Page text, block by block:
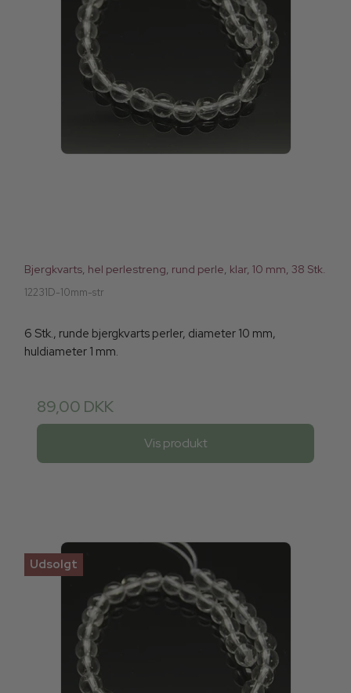
Bjergkvarts, hel perlestreng, rund perle, klar, 10 mm, 38 Stk.
12231D-10mm-str
6 Stk., runde bjergkvarts perler, diameter 10 mm,
huldiameter 1 mm.
89,00 DKK
Vis produkt
Udsolgt